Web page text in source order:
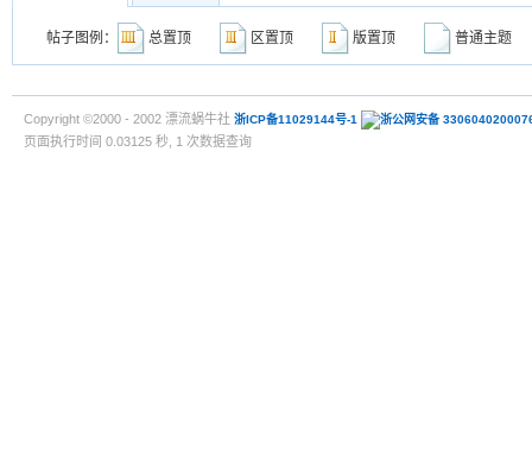
帖子图例： 总置顶 区置顶 版置顶 普通主
Copyright ©2000 - 2002 漂流蜗牛社 浙ICP备11029144号-1 浙公网安备
页面执行时间 0.03125 秒, 1 次数据查询